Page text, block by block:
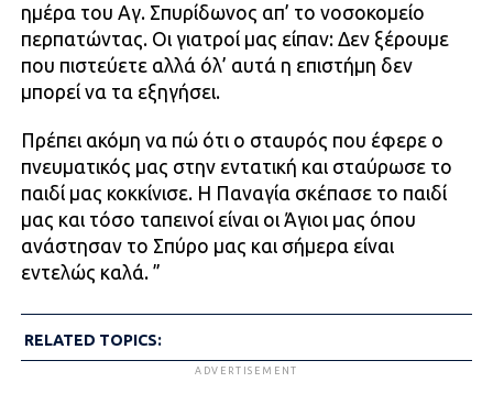
ημέρα του Αγ. Σπυρίδωνος απ’ το νοσοκομείο
περπατώντας. Οι γιατροί μας είπαν: Δεν ξέρουμε
που πιστεύετε αλλά όλ’ αυτά η επιστήμη δεν
μπορεί να τα εξηγήσει.
Πρέπει ακόμη να πώ ότι ο σταυρός που έφερε ο
πνευματικός μας στην εντατική και σταύρωσε το
παιδί μας κοκκίνισε. Η Παναγία σκέπασε το παιδί
μας και τόσο ταπεινοί είναι οι Άγιοι μας όπου
ανάστησαν το Σπύρο μας και σήμερα είναι
εντελώς καλά. ”
RELATED TOPICS:
ADVERTISEMENT